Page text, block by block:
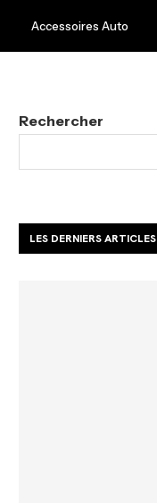
Accessoires Auto
Rechercher
LES DERNIERS ARTICLES